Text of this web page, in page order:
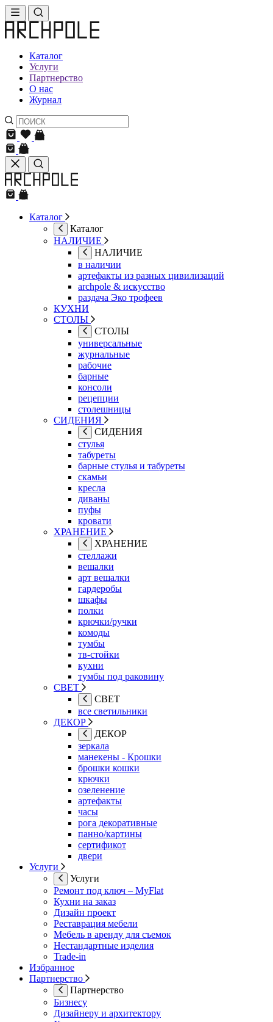
Каталог
Услуги
Партнерство
О нас
Журнал
Каталог
Каталог
НАЛИЧИЕ
НАЛИЧИЕ
в наличии
артефакты из разных цивилизаций
archpole & искусство
раздача Эко трофеев
КУХНИ
СТОЛЫ
СТОЛЫ
универсальные
журнальные
рабочие
барные
консоли
рецепции
столешницы
СИДЕНИЯ
СИДЕНИЯ
стулья
табуреты
барные стулья и табуреты
скамьи
кресла
диваны
пуфы
кровати
ХРАНЕНИЕ
ХРАНЕНИЕ
стеллажи
вешалки
арт вешалки
гардеробы
шкафы
полки
крючки/ручки
комоды
тумбы
тв-стойки
кухни
тумбы под раковину
СВЕТ
СВЕТ
все светильники
ДЕКОР
ДЕКОР
зеркала
манекены - Крошки
брошки кошки
крючки
озеленение
артефакты
часы
рога декоративные
панно/картины
сертификот
двери
Услуги
Услуги
Ремонт под ключ – MyFlat
Кухни на заказ
Дизайн проект
Реставрация мебели
Мебель в аренду для съемок
Нестандартные изделия
Trade-in
Избранное
Партнерство
Партнерство
Бизнесу
Дизайнеру и архитектору